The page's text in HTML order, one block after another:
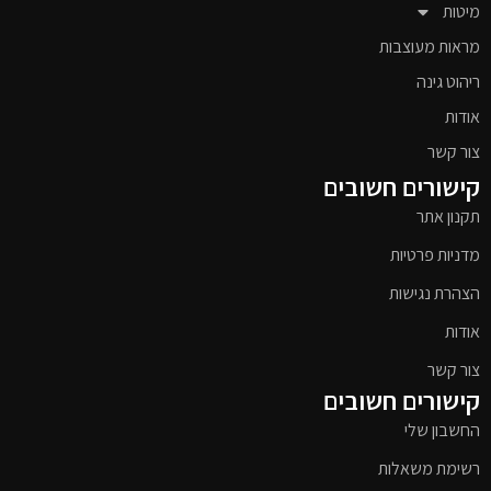
מיטות
מראות מעוצבות
ריהוט גינה
אודות
צור קשר
קישורים חשובים
תקנון אתר
מדניות פרטיות
הצהרת נגישות
אודות
צור קשר
קישורים חשובים
החשבון שלי
רשימת משאלות